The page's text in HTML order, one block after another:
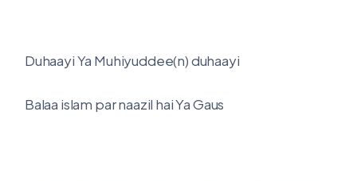
Duhaayi Ya Muhiyuddee(n) duhaayi
Balaa islam par naazil hai Ya Gaus